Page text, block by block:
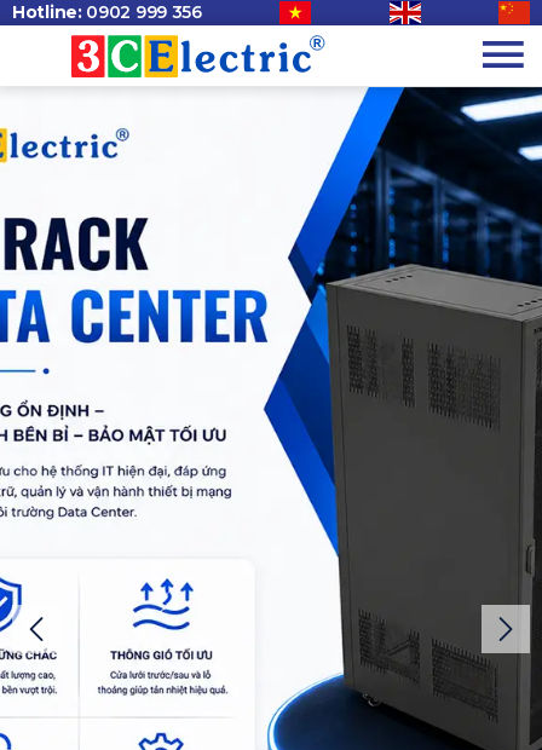
Hotline: 0902 999 356